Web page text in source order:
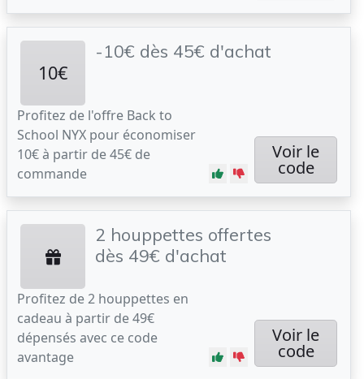
10€
-10€ dès 45€ d'achat
Profitez de l'offre Back to
School NYX pour économiser
10€ à partir de 45€ de
commande
Voir le
code
2 houppettes offertes
dès 49€ d'achat
Profitez de 2 houppettes en
cadeau à partir de 49€
dépensés avec ce code
avantage
Voir le
code